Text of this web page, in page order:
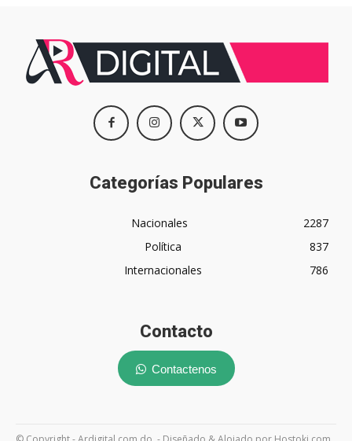
Categorías Populares
Nacionales
2287
Política
837
Internacionales
786
Contacto
Contactenos